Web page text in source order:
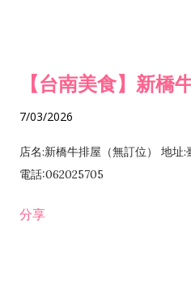
【台南美食】新橋
7/03/2026
店名:新橋牛排屋（無訂位） 地址
電話:062025705
分享